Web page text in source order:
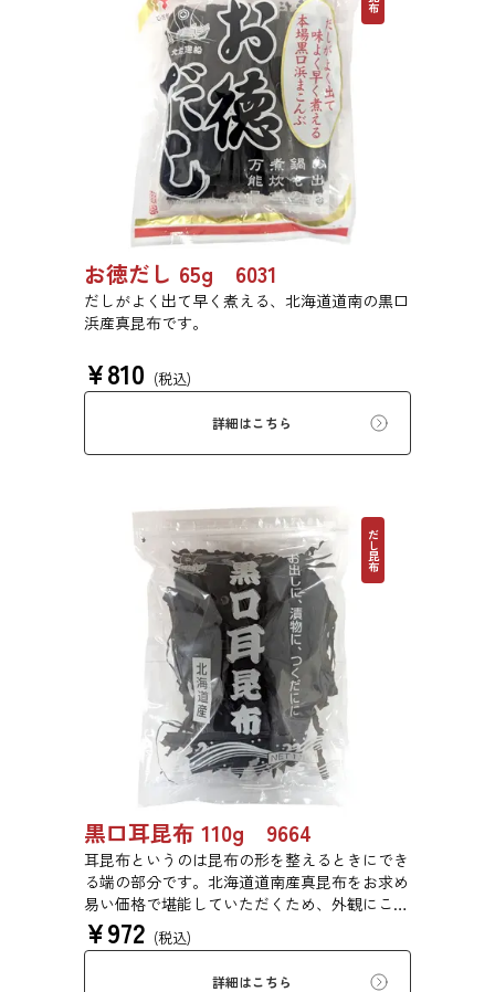
お徳だし 65g 6031
だしがよく出て早く煮える、北海道道南の黒口
浜産真昆布です。
¥810 (税込)
詳細はこちら
だし昆布
黒口耳昆布 110g 9664
耳昆布というのは昆布の形を整えるときにでき
る端の部分です。北海道道南産真昆布をお求め
易い価格で堪能していただくため、外観にこだ
わらず、旨味を求めて商品化しました。形は不
揃いですが、味に変わりはございません。だし
は澄み、鍋物だしや、お漬物、白菜漬けにも最
¥972 (税込)
詳細はこちら